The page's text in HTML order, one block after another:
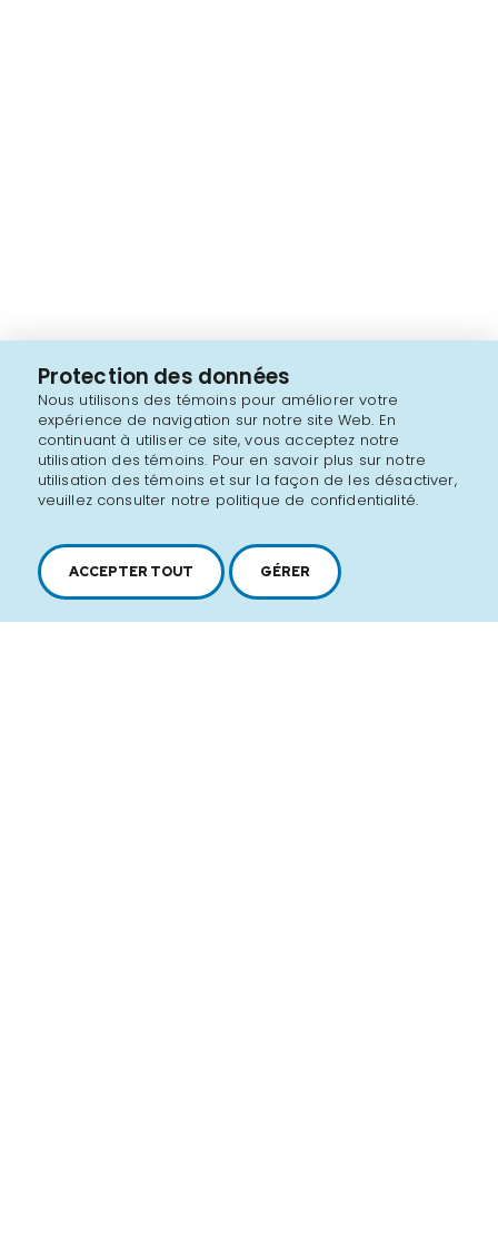
Protection des données
Nous utilisons des témoins pour améliorer votre
expérience de navigation sur notre site Web. En
continuant à utiliser ce site, vous acceptez notre
utilisation des témoins. Pour en savoir plus sur notre
utilisation des témoins et sur la façon de les désactiver,
veuillez consulter notre politique de confidentialité.
ACCEPTER TOUT GÉRER